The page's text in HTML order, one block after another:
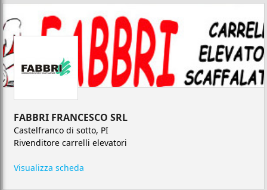
FABBRI FRANCESCO SRL
Castelfranco di sotto, PI
Rivenditore carrelli elevatori
Visualizza scheda